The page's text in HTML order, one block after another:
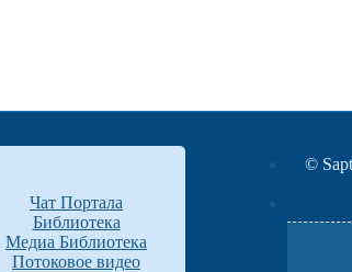
Чат Портала
Библиотека
Медиа Библиотека
Потоковое видео
©